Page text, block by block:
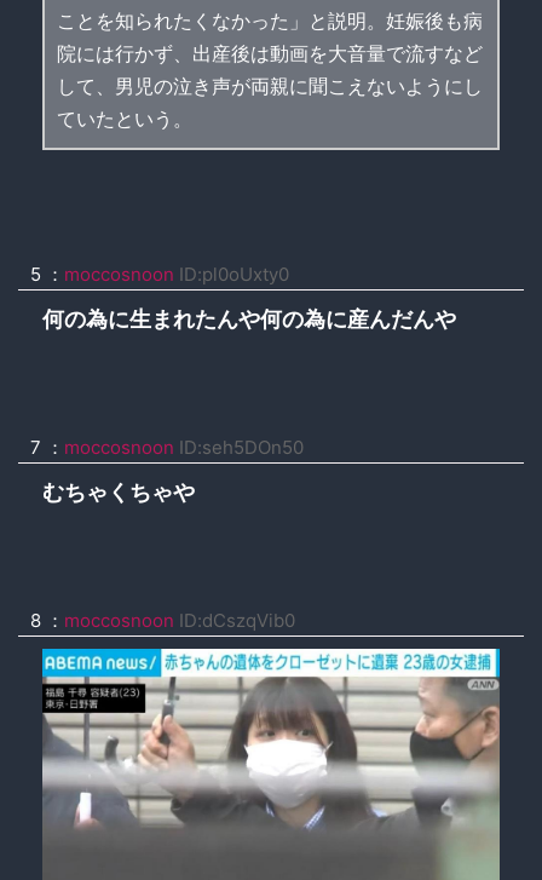
ことを知られたくなかった」と説明。妊娠後も病
院には行かず、出産後は動画を大音量で流すなど
して、男児の泣き声が両親に聞こえないようにし
ていたという。
5 ： moccosnoon ID:pl0oUxty0
何の為に生まれたんや何の為に産んだんや
7 ： moccosnoon ID:seh5DOn50
むちゃくちゃや
8 ： moccosnoon ID:dCszqVib0